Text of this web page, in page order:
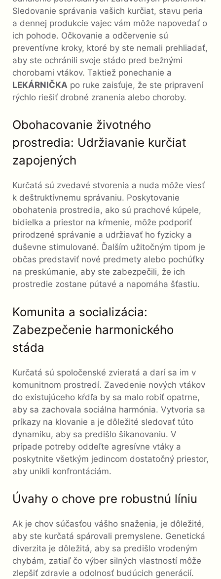
Sledovanie správania vašich kurčiat, stavu peria
a dennej produkcie vajec vám môže napovedať o
ich pohode. Očkovanie a odčervenie sú
preventívne kroky, ktoré by ste nemali prehliadať,
aby ste ochránili svoje stádo pred bežnými
chorobami vtákov. Taktiež ponechanie a
LEKÁRNIČKA po ruke zaisťuje, že ste pripravení
rýchlo riešiť drobné zranenia alebo choroby.
Obohacovanie životného
prostredia: Udržiavanie kurčiat
zapojených
Kurčatá sú zvedavé stvorenia a nuda môže viesť
k deštruktívnemu správaniu. Poskytovanie
obohatenia prostredia, ako sú prachové kúpele,
bidielka a priestor na kŕmenie, môže podporiť
prirodzené správanie a udržiavať ho fyzicky a
duševne stimulované. Ďalším užitočným tipom je
občas predstaviť nové predmety alebo pochúťky
na preskúmanie, aby ste zabezpečili, že ich
prostredie zostane pútavé a napomáha šťastiu.
Komunita a socializácia:
Zabezpečenie harmonického
stáda
Kurčatá sú spoločenské zvieratá a darí sa im v
komunitnom prostredí. Zavedenie nových vtákov
do existujúceho kŕdľa by sa malo robiť opatrne,
aby sa zachovala sociálna harmónia. Vytvoria sa
príkazy na klovanie a je dôležité sledovať túto
dynamiku, aby sa predišlo šikanovaniu. V
prípade potreby oddeľte agresívne vtáky a
poskytnite všetkým jedincom dostatočný priestor,
aby unikli konfrontáciám.
Úvahy o chove pre robustnú líniu
Ak je chov súčasťou vášho snaženia, je dôležité,
aby ste kurčatá spárovali premyslene. Genetická
diverzita je dôležitá, aby sa predišlo vrodeným
chybám, zatiaľ čo výber silných vlastností môže
zlepšiť zdravie a odolnosť budúcich generácií.